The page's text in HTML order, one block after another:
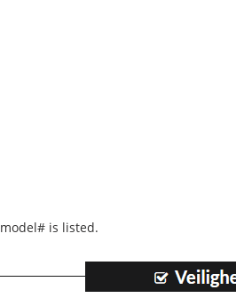
is listed.